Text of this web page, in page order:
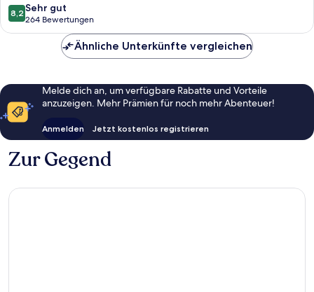
8.2
von
10,
Bewertungen
8,2 Sehr gut
264 Bewertungen
Ähnliche Unterkünfte vergleichen
Melde dich an, um verfügbare Rabatte und Vorteile
anzuzeigen. Mehr Prämien für noch mehr Abenteuer!
Anmelden Jetzt kostenlos registrieren
Zur Gegend